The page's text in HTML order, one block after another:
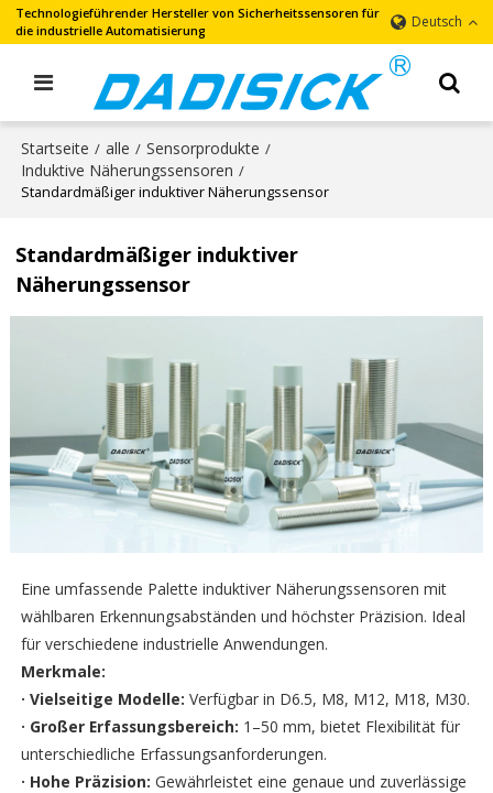
Technologieführender Hersteller von Sicherheitssensoren für
die industrielle Automatisierung
Deutsch
Startseite / alle / Sensorprodukte /
Induktive Näherungssensoren /
Standardmäßiger induktiver Näherungssensor
Standardmäßiger induktiver
Näherungssensor
Eine umfassende Palette induktiver Näherungssensoren mit
wählbaren Erkennungsabständen und höchster Präzision. Ideal
für verschiedene industrielle Anwendungen.
Merkmale:
· Vielseitige Modelle: Verfügbar in D6.5, M8, M12, M18, M30.
· Großer Erfassungsbereich: 1–50 mm, bietet Flexibilität für
unterschiedliche Erfassungsanforderungen.
· Hohe Präzision: Gewährleistet eine genaue und zuverlässige